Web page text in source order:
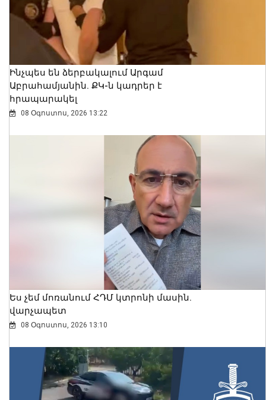
Ինչպես են ձերբակալում Արգամ
Աբրահամյանին. ՔԿ-ն կադրեր է
հրապարակել
08 Օգոստոս, 2026 13:22
Ես չեմ մոռանում ՀԴՄ կտրոնի մասին.
վարչապետ
08 Օգոստոս, 2026 13:10